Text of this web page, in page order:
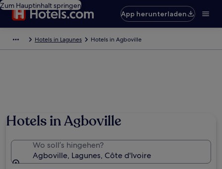
Zum Hauptinhalt springen
App herunterladen
Hotels in Lagunes Hotels in Agboville
Hotels in Agboville
Wo soll’s hingehen?
Agboville, Lagunes, Côte d'Ivoire